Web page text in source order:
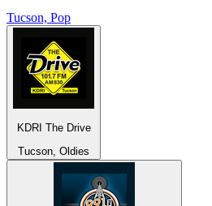
Tucson, Pop
KDRI The Drive
Tucson, Oldies